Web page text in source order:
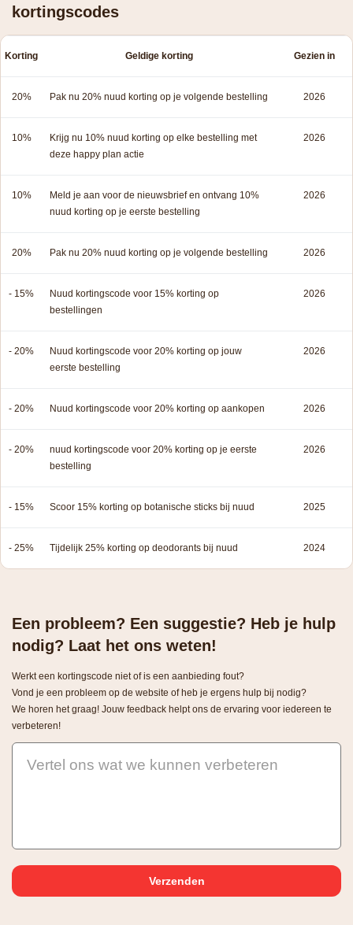
kortingscodes
Korting Geldige korting Gezien in
20% Pak nu 20% nuud korting op je volgende bestelling 2026
10%
Krijg nu 10% nuud korting op elke bestelling met
deze happy plan actie
2026
10%
Meld je aan voor de nieuwsbrief en ontvang 10%
nuud korting op je eerste bestelling
2026
20% Pak nu 20% nuud korting op je volgende bestelling 2026
- 15%
Nuud kortingscode voor 15% korting op
bestellingen
2026
- 20%
Nuud kortingscode voor 20% korting op jouw
eerste bestelling
2026
- 20% Nuud kortingscode voor 20% korting op aankopen 2026
- 20%
nuud kortingscode voor 20% korting op je eerste
bestelling
2026
- 15% Scoor 15% korting op botanische sticks bij nuud 2025
- 25% Tijdelijk 25% korting op deodorants bij nuud 2024
Een probleem? Een suggestie? Heb je hulp
nodig? Laat het ons weten!
Werkt een kortingscode niet of is een aanbieding fout?
Vond je een probleem op de website of heb je ergens hulp bij nodig?
We horen het graag! Jouw feedback helpt ons de ervaring voor iedereen te
verbeteren!
Vertel ons wat we kunnen verbeteren